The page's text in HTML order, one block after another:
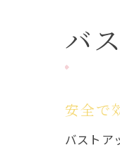
バ
安全で
バストア